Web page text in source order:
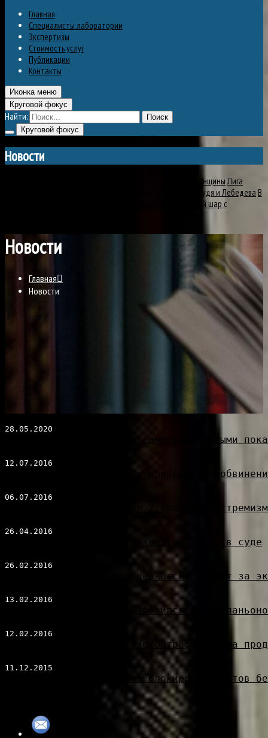
Главная
Специалисты лаборатории
Экспертизы
Стоимость услуг
Публикации
Контакты
Иконка меню
Круговой фокус
Найти:
Поиск
Круговой фокус
Новости
Петербургский депутат проиграл суд об оскорблении женщины Лига
безопасного интернета подала иски в суд на блогеров Дудя и Лебедева В
Москве украинке назначили 12 лет колонии за воздушный шар с
Новости
Главная
Новости
Экспертиза не признала самостоятельными
Имаму московской мечети предъявлено
Житель Чебоксар получил 2 года за
Видеозаписи признали доказательством в суде
23-летнего жителя Новочеркасска осудят за
Камчатский бизнесмен избавился от
Книжный магазин в Москве оштрафовали за
11.12.2015
Лингвист раскритиковала блокировку сайтов